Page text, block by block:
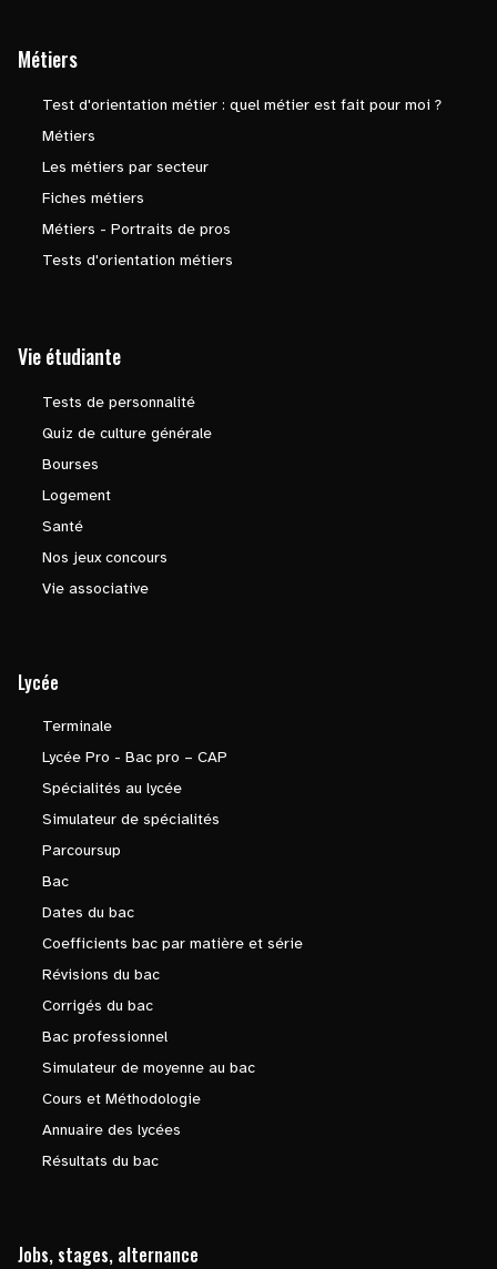
Métiers
Test d'orientation métier : quel métier est fait pour moi ?
Métiers
Les métiers par secteur
Fiches métiers
Métiers - Portraits de pros
Tests d'orientation métiers
Vie étudiante
Tests de personnalité
Quiz de culture générale
Bourses
Logement
Santé
Nos jeux concours
Vie associative
Lycée
Terminale
Lycée Pro - Bac pro – CAP
Spécialités au lycée
Simulateur de spécialités
Parcoursup
Bac
Dates du bac
Coefficients bac par matière et série
Révisions du bac
Corrigés du bac
Bac professionnel
Simulateur de moyenne au bac
Cours et Méthodologie
Annuaire des lycées
Résultats du bac
Jobs, stages, alternance